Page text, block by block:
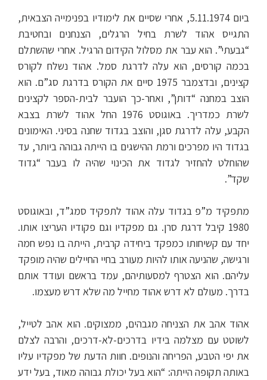
ביום 5.11.1974, אחרי שסיים את לימודיו בפנימייה הצבאית,
התגייס אהוד לשרת בחיל הרגלים, הצנחנים ובחטיבת
“גבעתי”. הוא עבר את מסלול הקידום הרגיל. אחרי שהשתלם
בכמה קורסים, הוא עלה לדרגת סמל. אהוד נשלח לקורס
קצינים, ובדצמבר 1975 סיים את הקורס בדרגת סג”ם. הוא
הוצב במחנה “דותן”, ואחר-כך הועבר לבית-הספר לקצינים
לשרת כמדריך. באוגוסט 1976 החל אהוד לשרת בצבא
הקבע, עלה לדרגת סגן, והוצב בגדוד שחנה בסיני. האימונים
בגדוד היו מפרכים ורמת ההישגים בו הייתה גבוהה ביותר, עד
שהוחלט להחזיר לגדוד את הכינוי שהיה לו בעבר “גדוד
שקד”.
מתפקיד מ”פ בגדוד עלה אהוד לתפקיד סמג”ד, ובאוגוסט
1980 קיבל דרגת סרן. גם מפקדיו וגם פקודיו העריצו אותו.
יחד עם קשיחותו כמפקד ביחידה קרבית, הייתה בו נפש חמה
ורגישה, שהניעה אותו להיות מעורב בחיי החיילים שהיה מופקד
עליהם. הוא הצטרף למסעותיהם, עמד בראשם ועודד אותם
בדרך. מעולם לא דרש אהוד מחייל מה שלא דרש מעצמו.
אהוד אהב את הצניחה מגבהים, ממצוקים. הוא אהב לטייל,
לשוטט עם מצלמה בידיו בדרכים-לא-דרכים, והרבה לצלם
את יפי הטבע, הפריחה והנופים. חוות הדעת של מפקדיו עליו
באותה תקופה הייתה: “הוא בעל יכולת גבוהה מאוד, בעל ידע